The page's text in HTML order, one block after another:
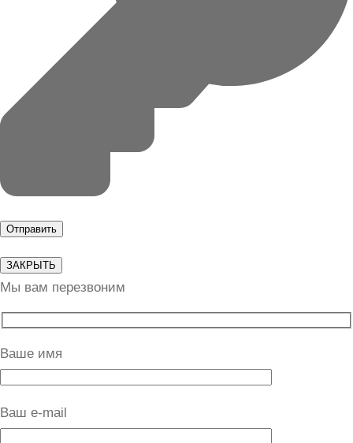
ЗАКРЫТЬ
Мы вам перезвоним
Ваше имя
Ваш e-mail